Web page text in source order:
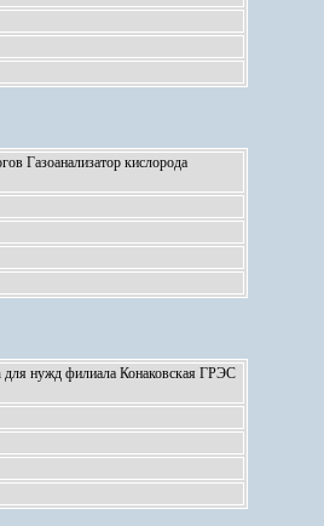
Газоанализатор кислорода
для нужд филиала Конаковская ГРЭС